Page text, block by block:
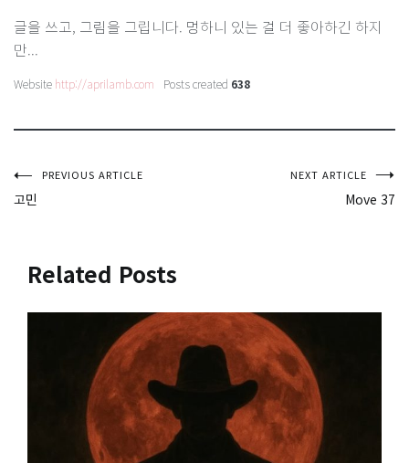
글을 쓰고, 그림을 그립니다. 멍하니 있는 걸 더 좋아하긴 하지
만...
Website http://aprilamb.com Posts created 638
글
색
PREVIOUS ARTICLE
고민
NEXT ARTICLE
Move 37
Related Posts